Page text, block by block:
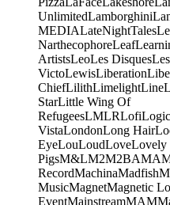
UnlimitedLamborghini
MEDIALateNightTales
NarthecophoreLeaf
ArtistsLeoLes Disques
VictoLewisLiberation
ChiefLilithLimelightLine
StarLittle Wing Of
RefugeesLMLRLofiLogic
VistaLondonLong Hair
EyeLouLoudLoveLovely
PigsM&LM2M2BAMA
RecordMachinaMadfish
MusicMagnetMagnetic
EventMainstreamMAM